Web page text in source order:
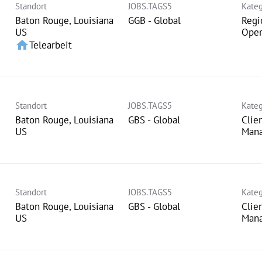
Standort
Baton Rouge, Louisiana
homeTelearbeit
JOBS.TAGS5
GGB - Global
Standort
Baton Rouge, Louisiana
JOBS.TAGS5
GBS - Global
Standort
Baton Rouge, Louisiana
JOBS.TAGS5
GBS - Global